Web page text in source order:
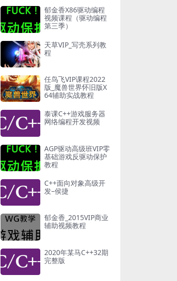
郁金香X86驱动编程
视频课程（驱动编程
第三季）
天草VIP_写壳系列教
程
任鸟飞VIP课程2022
版_魔兽世界怀旧版X
64辅助实战教程
泰课C++游戏服务器
网络编程开发视频
AGP驱动高级班VIP零
基础游戏反驱动保护
教程
C++面向对象高级开
发–侯捷
郁金香_2015VIP商业
辅助视频教程
2020年某马C++32期
完整版